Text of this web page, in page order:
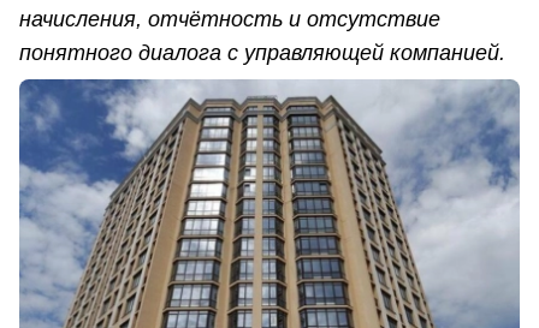
начисления, отчётность и отсутствие
понятного диалога с управляющей компанией.